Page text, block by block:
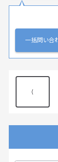
一括問い合
⟨